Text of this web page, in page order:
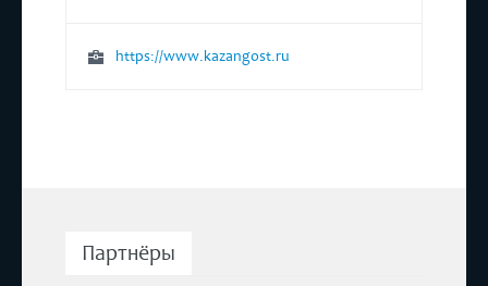
https://www.kazangost.ru
Партнёры